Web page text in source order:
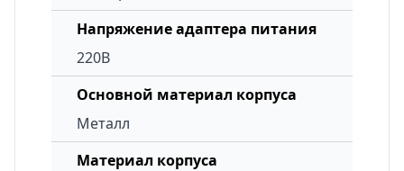
Напряжение адаптера питания
220В
Основной материал корпуса
Металл
Материал корпуса